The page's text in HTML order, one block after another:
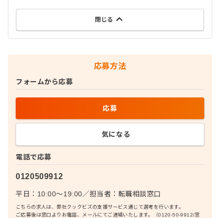
閉じる
応募方法
電話で応募
0120509912
平日：10:00〜19:00／担当者： 転職相談窓口
こちらの求人は、弊社クックビズの支援サービス通じて選考を行います。
ご応募後は窓口よりお電話、メールにてご連絡いたします。（0120-50-9912/窓
フォームから応募
応募
気になる